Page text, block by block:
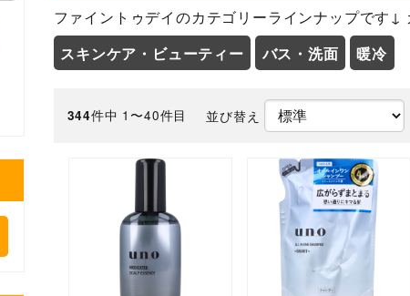
ファイントゥデイのカテゴリーラインナップです↓
スキンケア・ビューティー
バス・洗面 暖冷
344件中 1〜40件目 並び替え